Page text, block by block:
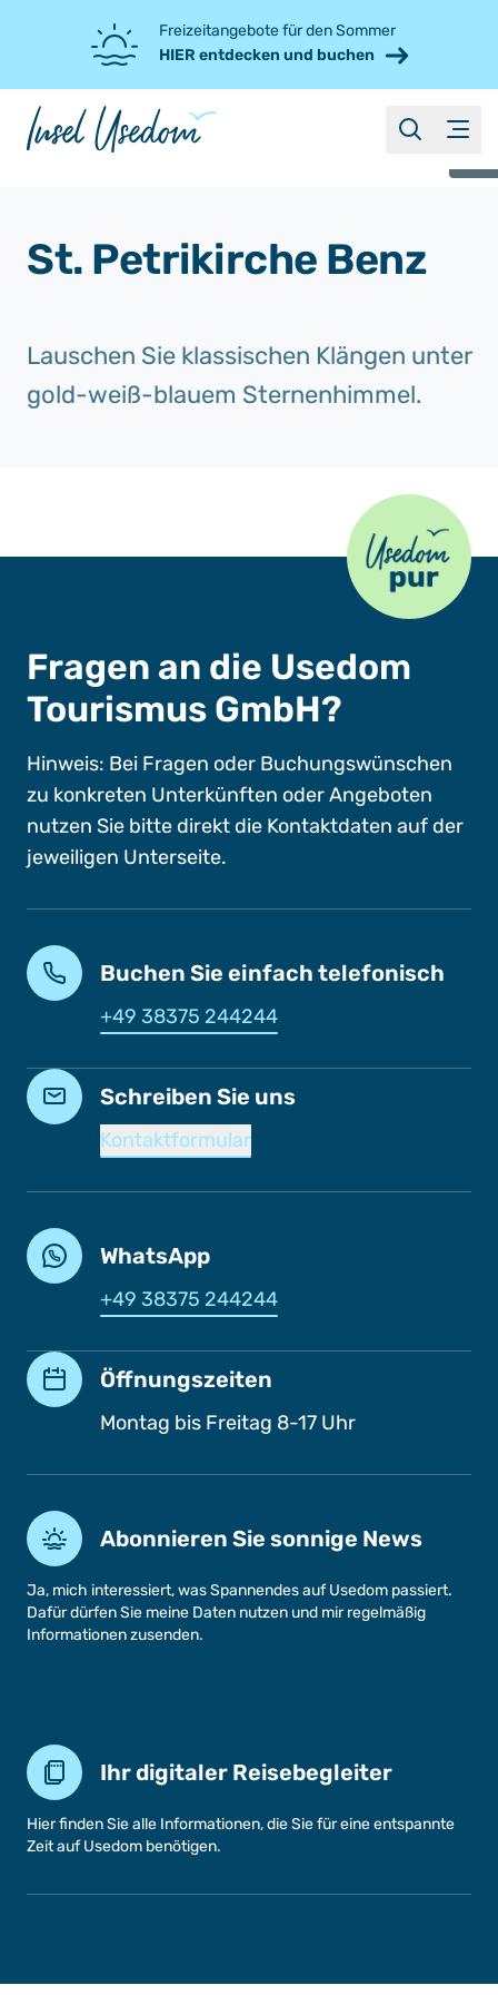
Freizeitangebote für den Sommer
HIER entdecken und buchen
Menü
suchen
St. Petrikirche Benz
Lauschen Sie klassischen Klängen unter
gold-weiß-blauem Sternenhimmel.
Usedom Pur
Fragen an die Usedom
Tourismus GmbH?
Hinweis: Bei Fragen oder Buchungswünschen
zu konkreten Unterkünften oder Angeboten
nutzen Sie bitte direkt die Kontaktdaten auf der
jeweiligen Unterseite.
Buchen Sie einfach telefonisch
+49 38375 244244
Schreiben Sie uns
Kontaktformular
WhatsApp
+49 38375 244244
Öffnungszeiten
Montag bis Freitag 8-17 Uhr
Abonnieren Sie sonnige News
Ja, mich interessiert, was Spannendes auf Usedom passiert.
Dafür dürfen Sie meine Daten nutzen und mir regelmäßig
Informationen zusenden.
Ihr digitaler Reisebegleiter
Hier finden Sie alle Informationen, die Sie für eine entspannte
Zeit auf Usedom benötigen.